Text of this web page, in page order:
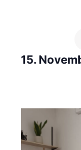
15.